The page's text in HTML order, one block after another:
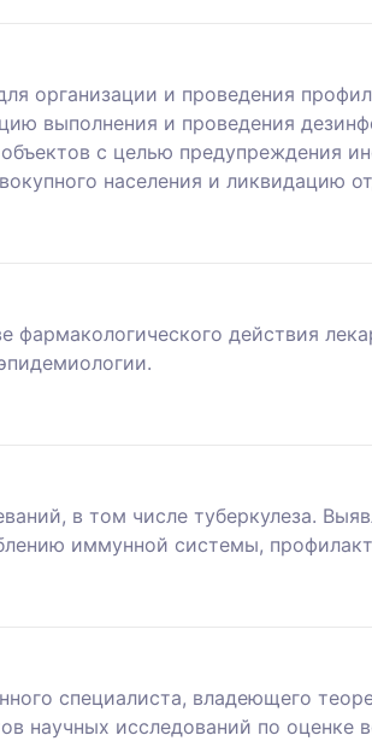
организации и проведения
выполнения и проведения
с целью предупреждения
населения и ликвидацию
действия
в том числе туберкулеза.
иммунной системы,
специалиста, владеющего
научных исследований по оценке